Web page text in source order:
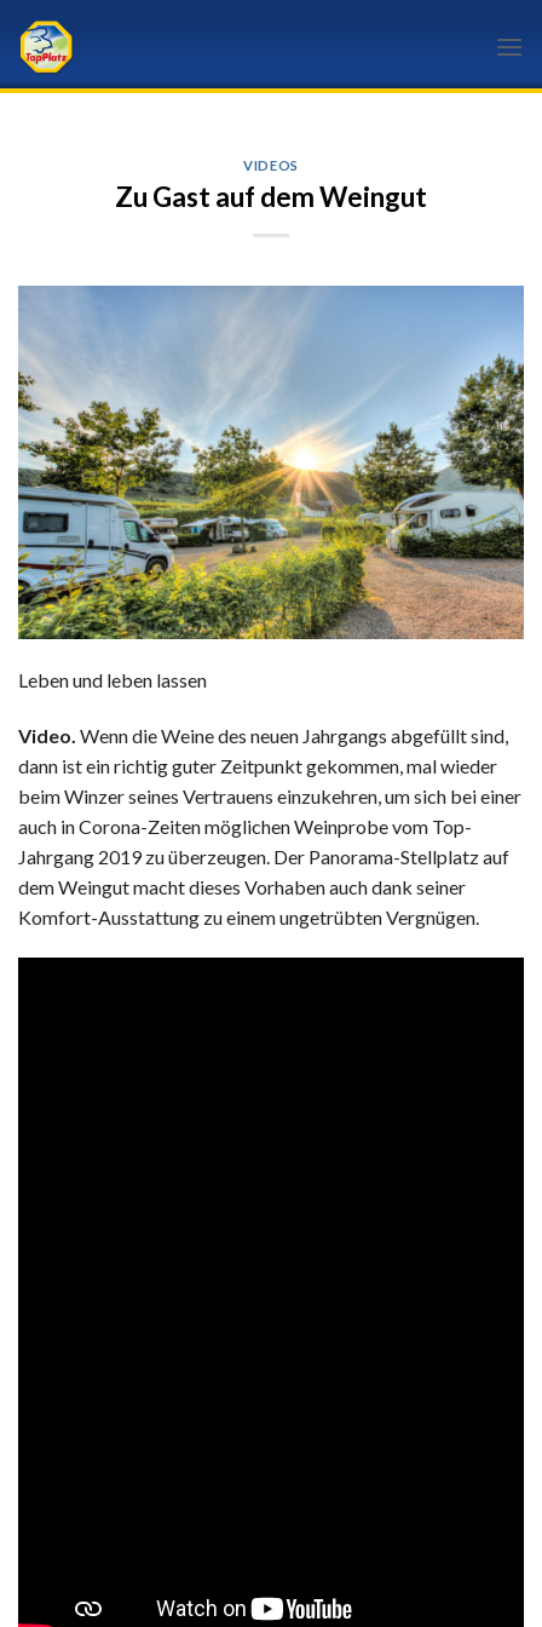
content
VIDEOS
Zu Gast auf dem Weingut
Leben und leben lassen
Video. Wenn die Weine des neuen Jahrgangs abgefüllt sind,
dann ist ein richtig guter Zeitpunkt gekommen, mal wieder
beim Winzer seines Vertrauens einzukehren, um sich bei einer
auch in Corona-Zeiten möglichen Weinprobe vom Top-
Jahrgang 2019 zu überzeugen. Der Panorama-Stellplatz auf
dem Weingut macht dieses Vorhaben auch dank seiner
Komfort-Ausstattung zu einem ungetrübten Vergnügen.